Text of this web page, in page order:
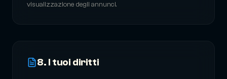
visualizzazione degli annunci.
8. I tuoi diritti